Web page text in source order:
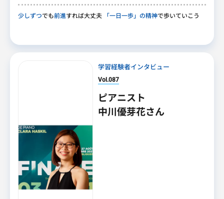
少しずつでも前進すれば大丈夫 「一日一歩」の精神で歩いていこう
学習経験者インタビュー
Vol.087
ピアニスト
中川優芽花さん